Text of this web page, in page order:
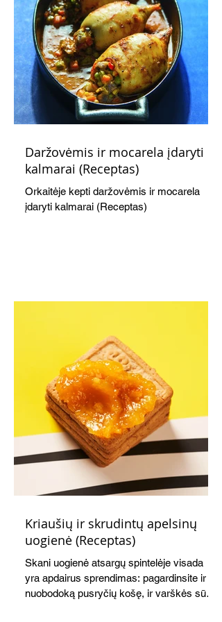
Daržovėmis ir mocarela įdaryti
kalmarai (Receptas)
Orkaitėje kepti daržovėmis ir mocarela
įdaryti kalmarai (Receptas)
Kriaušių ir skrudintų apelsinų
uogienė (Receptas)
Skani uogienė atsargų spintelėje visada
yra apdairus sprendimas: pagardinsite ir
nuobodoką pusryčių košę, ir varškės sūrį,